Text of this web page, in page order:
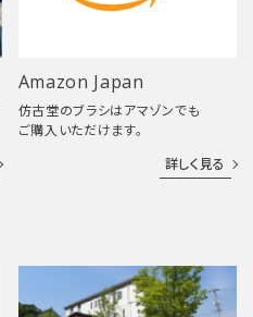
Amazon Japan
仿古堂のブラシはアマゾンでも
ご購入いただけます。
詳しく見る